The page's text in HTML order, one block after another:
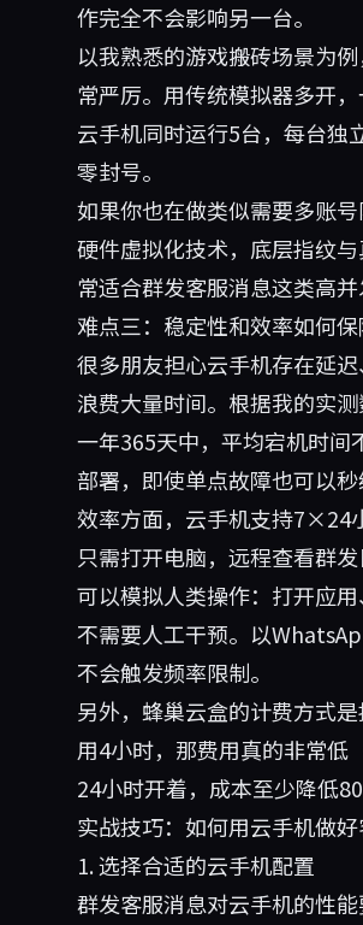
作完全不会影响另一台。
以我熟悉的游戏搬砖场景为
常严厉。用传统模拟器多开
云手机同时运行5台，每台独
零封号。
如果你也在做类似需要多账
硬件虚拟化技术，底层指纹
常适合群发客服消息这类高并
难点三：稳定性和效率如何保
很多朋友担心云手机存在延
浪费大量时间。根据我的实
一年365天中，平均宕机时间
部署，即使单点故障也可以
效率方面，云手机支持7×24
只需打开电脑，远程查看群
可以模拟人类操作：打开应
不需要人工干预。以
不会触发频率限制。
另外，蜂巢云盒的计费方式
用4小时，那费用真的非常低
24小时开着，成本至少降低
实战技巧：如何用云手机做好
1. 选择合适的云手机配置
群发客服消息对云手机的性